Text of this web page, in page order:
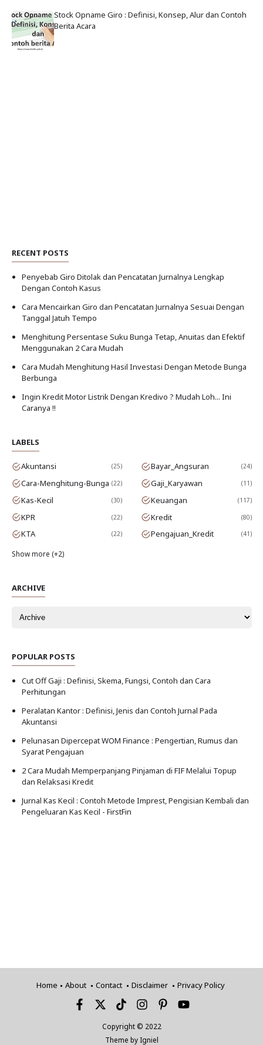
Stock Opname Giro : Definisi, Konsep, Alur dan Contoh
Berita Acara
RECENT POSTS
Penyebab Giro Ditolak dan Pencatatan Jurnalnya Lengkap
Dengan Contoh Kasus
Cara Mencairkan Giro dan Pencatatan Jurnalnya Sesuai Dengan
Tanggal Jatuh Tempo
Menghitung Persentase Suku Bunga Tetap, Anuitas dan Efektif
Menggunakan 2 Cara Mudah
Cara Mudah Menghitung Hasil Investasi Dengan Metode Bunga
Berbunga
Ingin Kredit Motor Listrik Dengan Kredivo ? Mudah Loh... Ini
Caranya !!
LABELS
Akuntansi 25 Bayar_Angsuran 24
Cara-Menghitung-Bunga 22 Gaji_Karyawan 11
Kas-Kecil 30 Keuangan 117
KPR 22 Kredit 80
KTA 22 Pengajuan_Kredit 41
Show more (+2)
ARCHIVE
POPULAR POSTS
Cut Off Gaji : Definisi, Skema, Fungsi, Contoh dan Cara
Perhitungan
Peralatan Kantor : Definisi, Jenis dan Contoh Jurnal Pada
Akuntansi
Pelunasan Dipercepat WOM Finance : Pengertian, Rumus dan
Syarat Pengajuan
2 Cara Mudah Memperpanjang Pinjaman di FIF Melalui Topup
dan Relaksasi Kredit
Jurnal Kas Kecil : Contoh Metode Imprest, Pengisian Kembali dan
Pengeluaran Kas Kecil - FirstFin
Home About Contact Disclaimer Privacy Policy
Copyright © 2022
Theme by Igniel